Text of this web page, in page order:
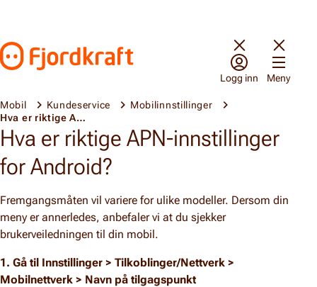
Gå til forsiden
Logg inn Meny
Mobil Kundeservice
Mobilinnstillinger
Hva er riktige APN-innstillinger for Android?
Hva er riktige APN-innstillinger
for Android?
Fremgangsmåten vil variere for ulike modeller. Dersom din
meny er annerledes, anbefaler vi at du sjekker
brukerveiledningen til din mobil.
1. Gå til Innstillinger > Tilkoblinger/Nettverk >
Mobilnettverk > Navn på tilgagspunkt